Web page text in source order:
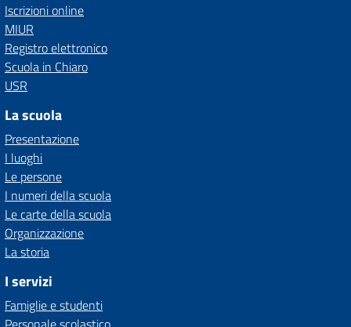
Iscrizioni online
MIUR
Registro elettronico
Scuola in Chiaro
USR
La scuola
Presentazione
I luoghi
Le persone
I numeri della scuola
Le carte della scuola
Organizzazione
La storia
I servizi
Famiglie e studenti